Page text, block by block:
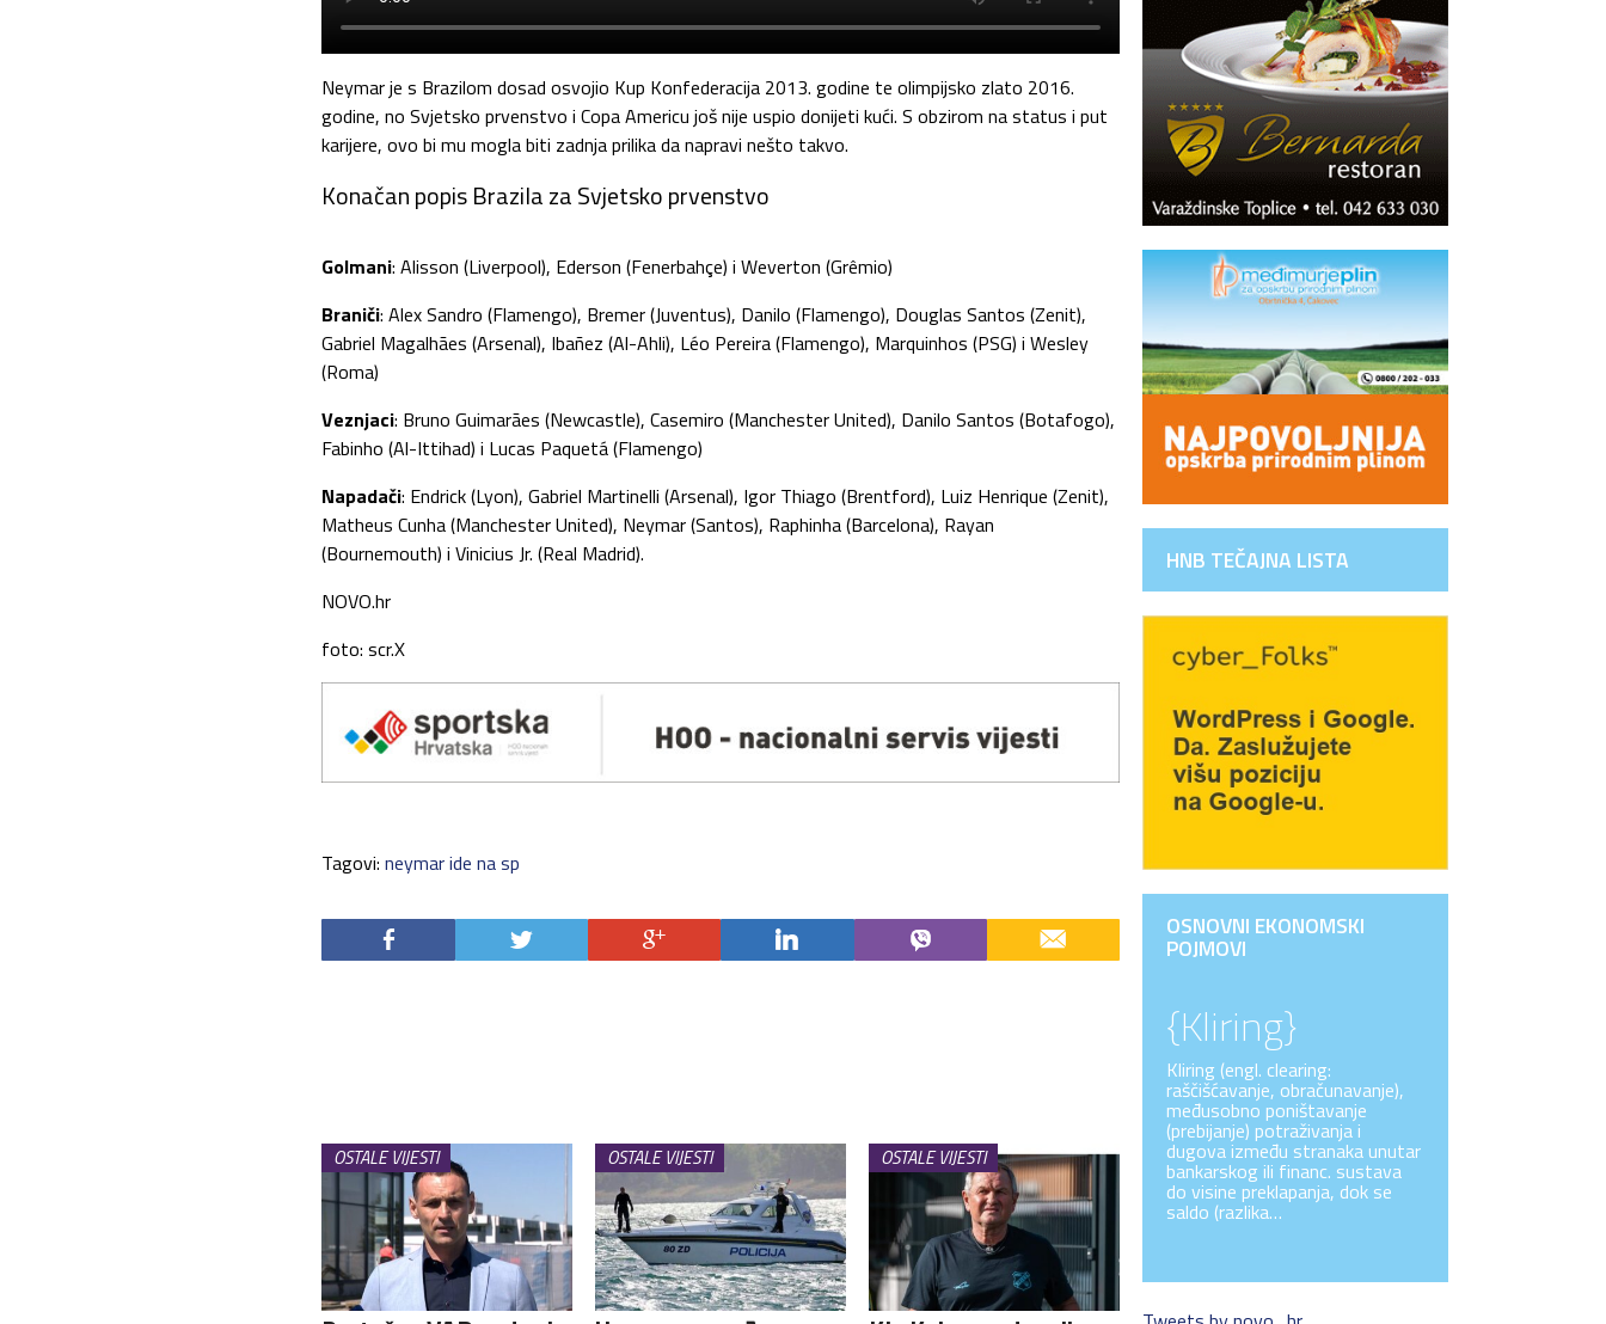
Neymar je s Brazilom dosad osvojio Kup Konfederacija 2013. godine te olimpijsko zlato 2016.
godine, no Svjetsko prvenstvo i Copa Americu još nije uspio donijeti kući. S obzirom na status i put
karijere, ovo bi mu mogla biti zadnja prilika da napravi nešto takvo.
Konačan popis Brazila za Svjetsko prvenstvo
Golmani: Alisson (Liverpool), Ederson (Fenerbahçe) i Weverton (Grêmio)
Braniči: Alex Sandro (Flamengo), Bremer (Juventus), Danilo (Flamengo), Douglas Santos (Zenit),
Gabriel Magalhães (Arsenal), Ibañez (Al-Ahli), Léo Pereira (Flamengo), Marquinhos (PSG) i Wesley
(Roma)
Veznjaci: Bruno Guimarães (Newcastle), Casemiro (Manchester United), Danilo Santos (Botafogo),
Fabinho (Al-Ittihad) i Lucas Paquetá (Flamengo)
Napadači: Endrick (Lyon), Gabriel Martinelli (Arsenal), Igor Thiago (Brentford), Luiz Henrique (Zenit),
Matheus Cunha (Manchester United), Neymar (Santos), Raphinha (Barcelona), Rayan
(Bournemouth) i Vinicius Jr. (Real Madrid).
NOVO.hr
foto: scr.X
Tagovi:neymar ide na sp
OSTALE VIJESTI OSTALE VIJESTI OSTALE VIJESTI
HNB TEČAJNA LISTA
OSNOVNI EKONOMSKI
POJMOVI
{Kliring}
Kliring (engl. clearing:
raščišćavanje, obračunavanje),
međusobno poništavanje
(prebijanje) potraživanja i
dugova između stranaka unutar
bankarskog ili financ. sustava
do visine preklapanja, dok se
saldo (razlika…